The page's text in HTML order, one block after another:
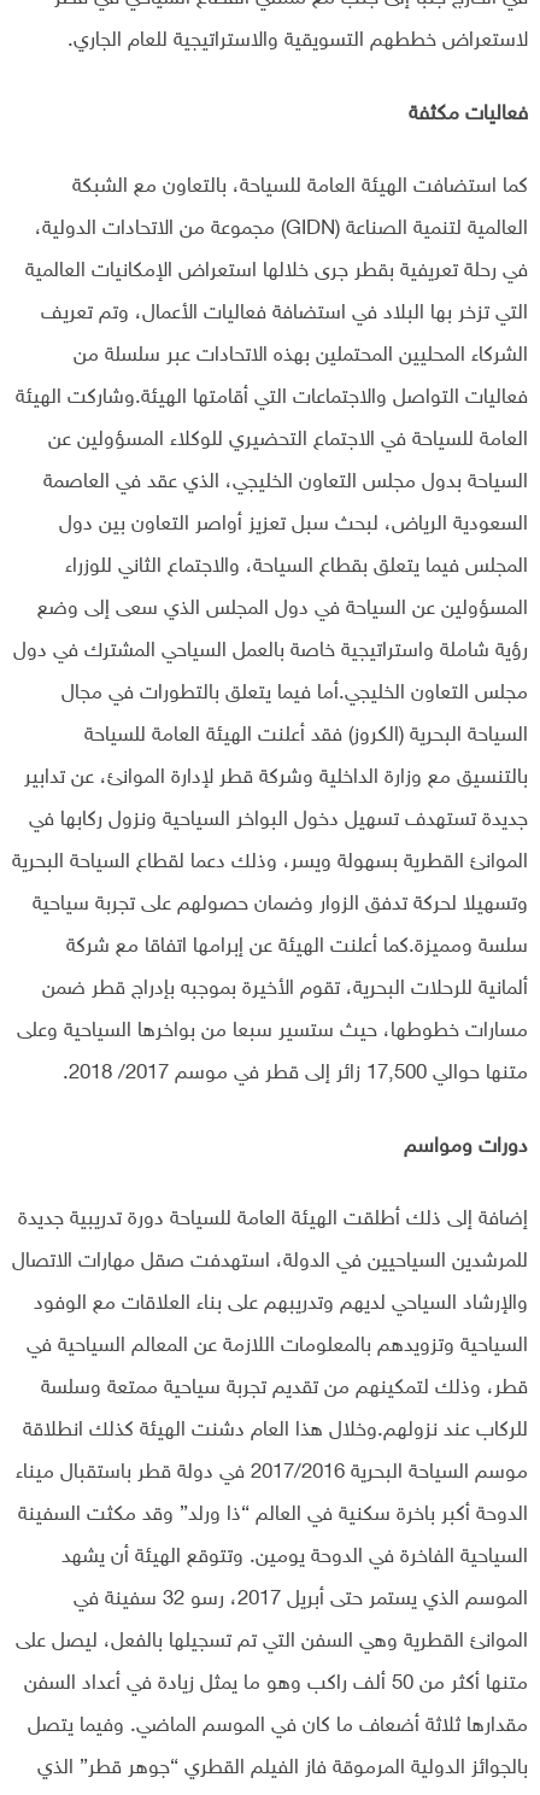
لاستعراض خططهم التسويقية والاستراتيجية للعام الجاري.
فعاليات مكثفة
كما استضافت الهيئة العامة للسياحة، بالتعاون مع الشبكة
العالمية لتنمية الصناعة (GIDN) مجموعة من الاتحادات الدولية،
في رحلة تعريفية بقطر جرى خلالها استعراض الإمكانيات العالمية
التي تزخر بها البلاد في استضافة فعاليات الأعمال، وتم تعريف
الشركاء المحليين المحتملين بهذه الاتحادات عبر سلسلة من
فعاليات التواصل والاجتماعات التي أقامتها الهيئة.وشاركت الهيئة
العامة للسياحة في الاجتماع التحضيري للوكلاء المسؤولين عن
السياحة بدول مجلس التعاون الخليجي، الذي عقد في العاصمة
السعودية الرياض، لبحث سبل تعزيز أواصر التعاون بين دول
المجلس فيما يتعلق بقطاع السياحة، والاجتماع الثاني للوزراء
المسؤولين عن السياحة في دول المجلس الذي سعى إلى وضع
رؤية شاملة واستراتيجية خاصة بالعمل السياحي المشترك في دول
مجلس التعاون الخليجي.أما فيما يتعلق بالتطورات في مجال
السياحة البحرية (الكروز) فقد أعلنت الهيئة العامة للسياحة
بالتنسيق مع وزارة الداخلية وشركة قطر لإدارة الموانئ، عن تدابير
جديدة تستهدف تسهيل دخول البواخر السياحية ونزول ركابها في
الموانئ القطرية بسهولة ويسر، وذلك دعما لقطاع السياحة البحرية
وتسهيلا لحركة تدفق الزوار وضمان حصولهم على تجربة سياحية
سلسة ومميزة.كما أعلنت الهيئة عن إبرامها اتفاقا مع شركة
ألمانية للرحلات البحرية، تقوم الأخيرة بموجبه بإدراج قطر ضمن
مسارات خطوطها، حيث ستسير سبعا من بواخرها السياحية وعلى
متنها حوالي 17,500 زائر إلى قطر في موسم 2017/ 2018.
دورات ومواسم
إضافة إلى ذلك أطلقت الهيئة العامة للسياحة دورة تدريبية جديدة
للمرشدين السياحيين في الدولة، استهدفت صقل مهارات الاتصال
والإرشاد السياحي لديهم وتدريبهم على بناء العلاقات مع الوفود
السياحية وتزويدهم بالمعلومات اللازمة عن المعالم السياحية في
قطر، وذلك لتمكينهم من تقديم تجربة سياحية ممتعة وسلسة
للركاب عند نزولهم.وخلال هذا العام دشنت الهيئة كذلك انطلاقة
موسم السياحة البحرية 2017/2016 في دولة قطر باستقبال ميناء
الدوحة أكبر باخرة سكنية في العالم “ذا ورلد” وقد مكثت السفينة
السياحية الفاخرة في الدوحة يومين. وتتوقع الهيئة أن يشهد
الموسم الذي يستمر حتى أبريل 2017، رسو 32 سفينة في
الموانئ القطرية وهي السفن التي تم تسجيلها بالفعل، ليصل على
متنها أكثر من 50 ألف راكب وهو ما يمثل زيادة في أعداد السفن
مقدارها ثلاثة أضعاف ما كان في الموسم الماضي. وفيما يتصل
بالجوائز الدولية المرموقة فاز الفيلم القطري “جوهر قطر” الذي